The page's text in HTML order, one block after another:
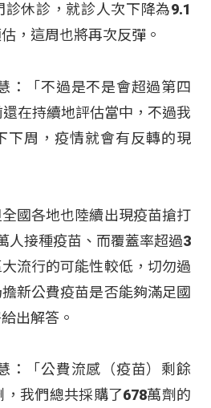
休診，就診人次下降為9.1
，這周也將再次反彈。
：「不過是不是會超過第四
在持續地評估當中，不過我
下周，疫情就會有反轉的現
國各地也陸續出現疫苗搶打
人接種疫苗、而覆蓋率超過3
流行的可能性較低，切勿過
新公費疫苗是否能夠滿足國
出解答。
：「公費流感（疫苗）剩餘
我們總共採購了678萬劑的